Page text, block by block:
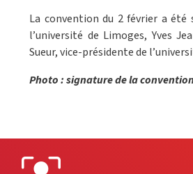
La convention du 2 février a été
l’université de Limoges, Yves
Sueur, vice-présidente de
Photo : signature de la